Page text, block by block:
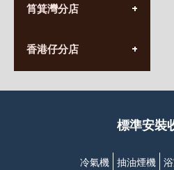
九龍太子太子道西141號
營業時間:
香港堅尼地城卑路乍街
(堅尼地城地鐵站B出口)
筲箕灣分店
營業時間:
(10:00am-20:30pm)
香港仔分店
營業時間:
香港香港仔成都道20-28號
(黃竹坑地鐵站轉4M專線小巴)
標準安裝
冷氣機 抽油煙機